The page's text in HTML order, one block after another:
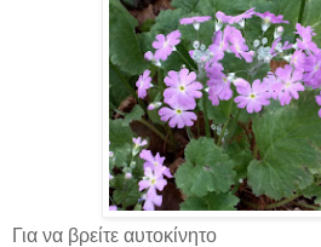
Για να βρείτε αυτοκίνητο